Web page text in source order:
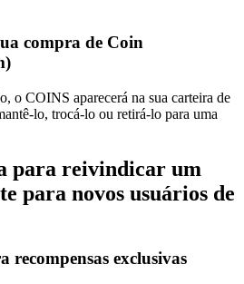
compra de Coin
o COINS aparecerá na sua carteira de
lo, trocá-lo ou retirá-lo para uma
para reivindicar um
para novos usuários de
recompensas exclusivas